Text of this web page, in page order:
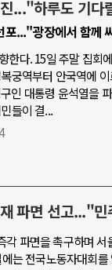
..."하루도 기다
포..."광장에서 함께
한다. 15일 주말 집회
궁역부터 안국역에
인 대통령 윤석열을
들이 결...
파면 선고..."
각 파면을 촉구하며
는 전국노동자대회